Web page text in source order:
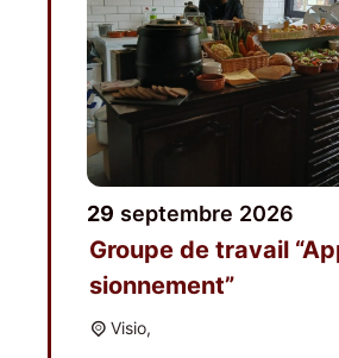
29 sep­tembre 2026
Groupe de tra­vail
sion­ne­ment”
Visio,